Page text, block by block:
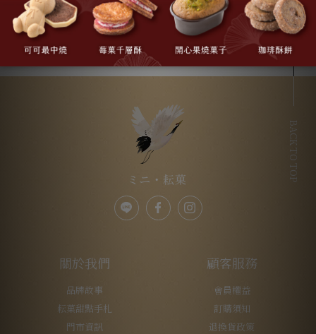
關於我們
品牌故事
耘菓甜點手札
門市資訊
顧客服務
會員權益
訂購須知
退換貨政策
BACK TO TOP